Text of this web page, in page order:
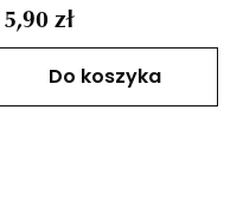
zł
Do koszyka